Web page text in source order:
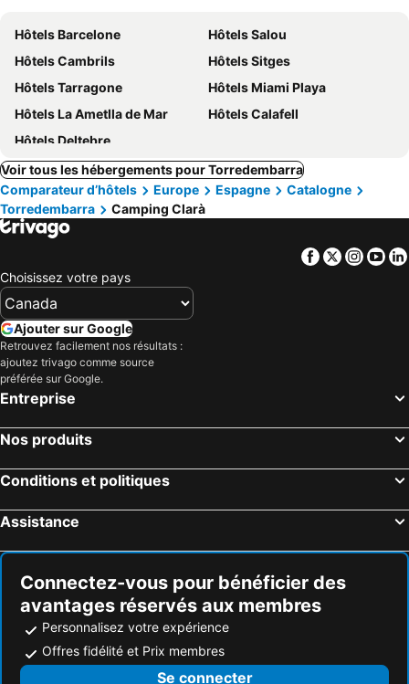
Hôtels Barcelone
Hôtels Salou
Hôtels Cambrils
Hôtels Sitges
Hôtels Tarragone
Hôtels Miami Playa
Hôtels La Ametlla de Mar
Hôtels Calafell
Hôtels Deltebre
Voir tous les hébergements pour Torredembarra
Comparateur d’hôtels
Europe Espagne
Catalogne
Torredembarra
Camping Clarà
Facebook
Twitter
Choisissez votre pays
Ajouter sur Google
Retrouvez facilement nos résultats :
ajoutez trivago comme source
préférée sur Google.
Entreprise
Nos produits
Conditions et politiques
Assistance
Connectez-vous pour bénéficier des
avantages réservés aux membres
Personnalisez votre expérience
Offres fidélité et Prix membres
Se connecter